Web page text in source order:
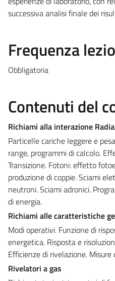
successiva analisi finale dei
Frequenza
Obbligatoria
Contenuti del
Richiami alla interazione
Particelle cariche leggere e
range, programmi di calcolo.
Transizione. Fotoni: effetto
produzione di coppie. Sciami
neutroni. Sciami adronici.
di energia.
Richiami alle caratteristiche
Modi operativi. Funzione di
energetica. Risposta e
Efficienze di rivelazione.
Rivelatori a gas